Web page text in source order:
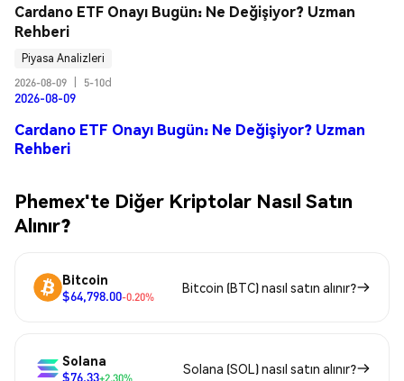
Cardano ETF Onayı Bugün: Ne Değişiyor? Uzman
Rehberi
Piyasa Analizleri
2026-08-09
5-10d
2026-08-09
Cardano ETF Onayı Bugün: Ne Değişiyor? Uzman
Rehberi
Phemex'te Diğer Kriptolar Nasıl Satın
Alınır?
Bitcoin
$64,798.00-0.20%
Bitcoin (BTC) nasıl satın alınır?
Solana
$76.33+2.30%
Solana (SOL) nasıl satın alınır?